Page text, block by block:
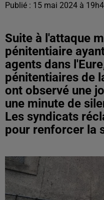
Publié : 15 mai 2024 à
Suite à l'attaque
pénitentiaire
agents dans
pénitentiaires de
ont observé une
une minute de
Les syndicats
pour renforcer la